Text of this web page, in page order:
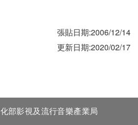
張貼日期:2006/12/14
更新日期:2020/02/17
部影視及流行音樂產業局